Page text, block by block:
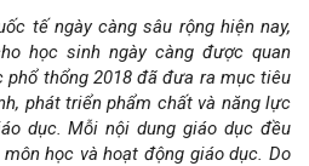
tế ngày càng sâu rộng hiện nay,
học sinh ngày càng được quan
phổ thổng 2018 đã đưa ra mục tiêu
phát triển phẩm chất và năng lực
dục. Mỗi nội dung giáo dục đều
học và hoạt động giáo dục. Do